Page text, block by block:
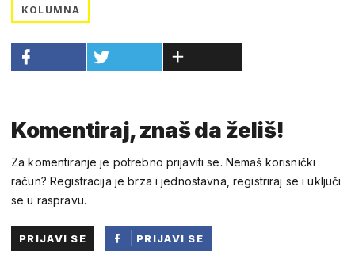
KOLUMNA
Komentiraj, znaš da želiš!
Za komentiranje je potrebno prijaviti se. Nemaš korisnički
račun? Registracija je brza i jednostavna, registriraj se i uključi
se u raspravu.
PRIJAVI SE
PRIJAVI SE